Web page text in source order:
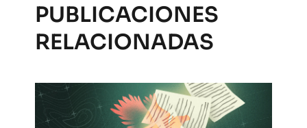
PUBLICACIONES
RELACIONADAS